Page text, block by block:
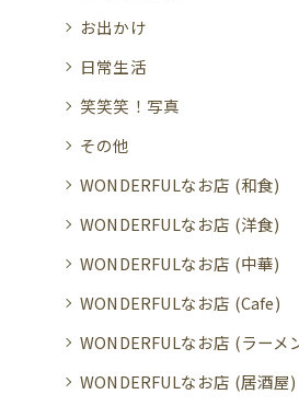
お出かけ
日常生活
笑笑笑！写真
その他
WONDERFULなお店 (和食)
WONDERFULなお店 (洋食)
WONDERFULなお店 (中華)
WONDERFULなお店 (Cafe)
WONDERFULなお店 (ラーメ
WONDERFULなお店 (居酒屋)